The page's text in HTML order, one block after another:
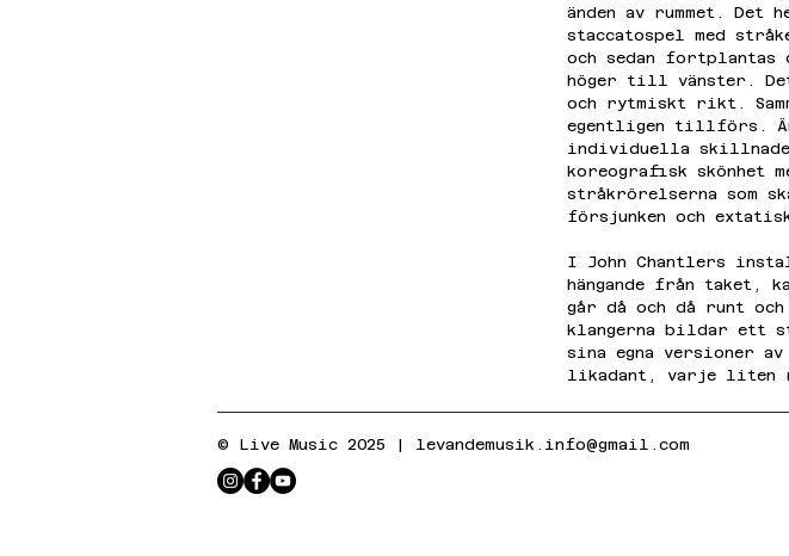
änden av rummet.
staccatospel med
och sedan fortplantas
höger till vänster.
och rytmiskt rikt.
egentligen tillförs.
individuella
koreografisk skönhet
stråkrörelserna som
försjunken och
I John Chantlers
hängande från taket,
går då och då runt
klangerna bildar ett
sina egna versioner
likadant, varje liten
© Live Music 2025 | levandemusik.info@gmail.com